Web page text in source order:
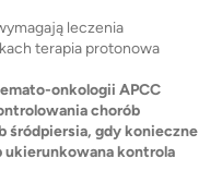
leczenia
terapia protonowa
onkologii APCC
chorób
śródpiersia, gdy konieczne
ukierunkowana kontrola